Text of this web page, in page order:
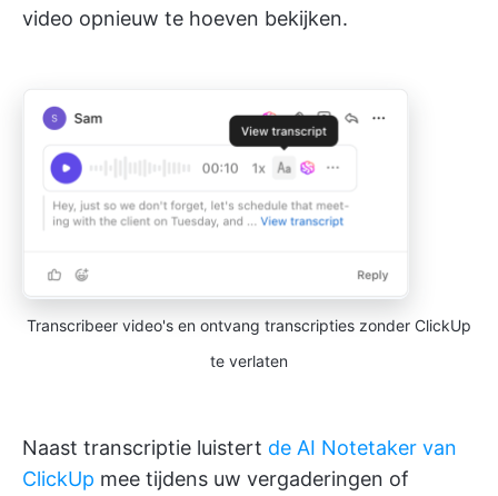
video opnieuw te hoeven bekijken.
Transcribeer video's en ontvang transcripties zonder ClickUp
te verlaten
Naast transcriptie luistert de AI Notetaker van
ClickUp mee tijdens uw vergaderingen of